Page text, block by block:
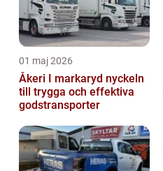
01 maj 2026
Åkeri I markaryd nyckeln
till trygga och effektiva
godstransporter